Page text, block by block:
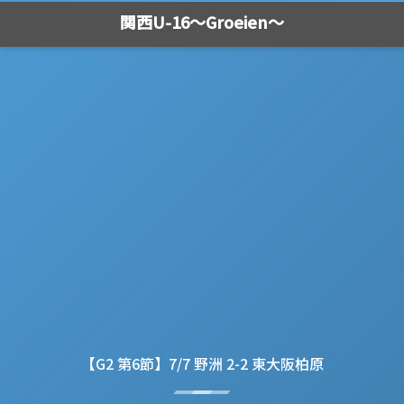
関西U-16～Groeien～
【G2 第6節】7/7 野洲 2-2 東大阪柏原